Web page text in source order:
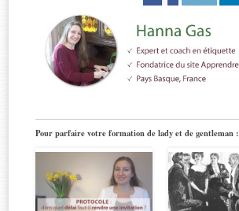
Pour parfaire votre formation de lady et de gentleman :